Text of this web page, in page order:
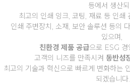
등에서 생산
최고의 인쇄 잉크, 코팅, 재료 등 인쇄
인쇄 주변장치, 소재, 보안 솔루션 등의
있으며,
친환경 제품 공급으로 ESG 경
고객의 니즈를 만족시켜 동반성
최고의 기술과 혁신으로 빠르게 변화하는
되겠습니다.